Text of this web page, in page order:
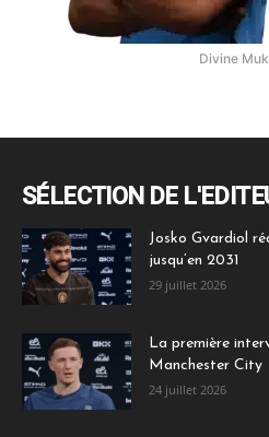
Divine
SÉLECTION DE
Josko Gvardiol
jusqu’en 2031
29 juillet 2026
La première
Manchester City
24 juillet 2026